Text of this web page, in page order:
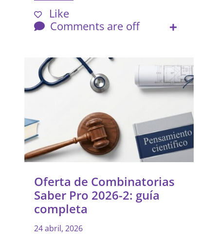
Like
Comments are off
Oferta de Combinatorias
Saber Pro 2026-2: guía
completa
24 abril, 2026